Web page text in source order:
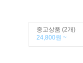
중고상품 (2개)
24,800원 ~